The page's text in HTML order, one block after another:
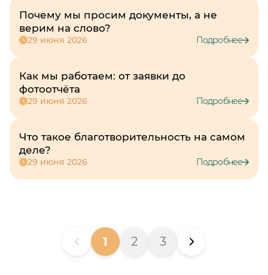
Почему мы просим документы, а не
верим на слово?
29 июня 2026 Подробнее
Как мы работаем: от заявки до
фотоотчёта
29 июня 2026 Подробнее
Что такое благотворительность на самом
деле?
29 июня 2026 Подробнее
1 2 3